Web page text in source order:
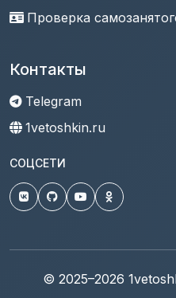
Проверка
Контакты
Telegram
1vetoshkin.ru
СОЦСЕТИ
© 2025–2026